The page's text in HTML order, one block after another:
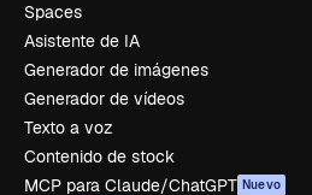
Spaces
Asistente de IA
Generador de imágenes
Generador de vídeos
Texto a voz
Contenido de stock
MCP para Claude/ChatGPT Nuevo